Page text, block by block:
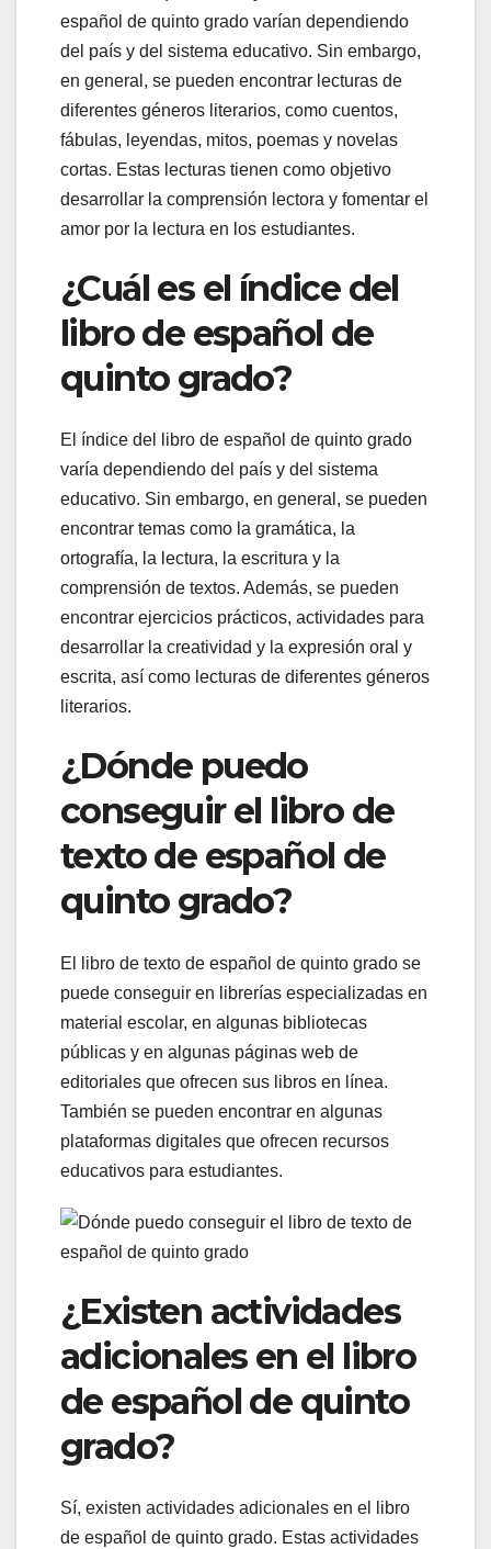
español de quinto grado varían dependiendo
del país y del sistema educativo. Sin embargo,
en general, se pueden encontrar lecturas de
diferentes géneros literarios, como cuentos,
fábulas, leyendas, mitos, poemas y novelas
cortas. Estas lecturas tienen como objetivo
desarrollar la comprensión lectora y fomentar el
amor por la lectura en los estudiantes.
¿Cuál es el índice del
libro de español de
quinto grado?
El índice del libro de español de quinto grado
varía dependiendo del país y del sistema
educativo. Sin embargo, en general, se pueden
encontrar temas como la gramática, la
ortografía, la lectura, la escritura y la
comprensión de textos. Además, se pueden
encontrar ejercicios prácticos, actividades para
desarrollar la creatividad y la expresión oral y
escrita, así como lecturas de diferentes géneros
literarios.
¿Dónde puedo
conseguir el libro de
texto de español de
quinto grado?
El libro de texto de español de quinto grado se
puede conseguir en librerías especializadas en
material escolar, en algunas bibliotecas
públicas y en algunas páginas web de
editoriales que ofrecen sus libros en línea.
También se pueden encontrar en algunas
plataformas digitales que ofrecen recursos
educativos para estudiantes.
¿Existen actividades
adicionales en el libro
de español de quinto
grado?
Sí, existen actividades adicionales en el libro
de español de quinto grado. Estas actividades